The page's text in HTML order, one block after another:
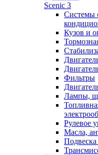
Scenic 3
Системы
Кузов и
Фильтры
Лампы,
Рулевое
Масла,
Подвеска